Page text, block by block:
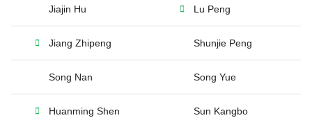
Jiajin Hu Lu Peng
Jiang Zhipeng Shunjie Peng
Song Nan Song Yue
Huanming Shen Sun Kangbo